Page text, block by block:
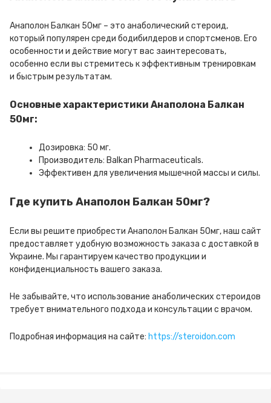
Анаполон Балкан 50мг – это анаболический стероид,
который популярен среди бодибилдеров и спортсменов. Его
особенности и действие могут вас заинтересовать,
особенно если вы стремитесь к эффективным тренировкам
и быстрым результатам.
Основные характеристики Анаполона Балкан
50мг:
Дозировка: 50 мг.
Производитель: Balkan Pharmaceuticals.
Эффективен для увеличения мышечной массы и силы.
Где купить Анаполон Балкан 50мг?
Если вы решите приобрести Анаполон Балкан 50мг, наш сайт
предоставляет удобную возможность заказа с доставкой в
Украине. Мы гарантируем качество продукции и
конфиденциальность вашего заказа.
Не забывайте, что использование анаболических стероидов
требует внимательного подхода и консультации с врачом.
Подробная информация на сайте: https://steroidon.com